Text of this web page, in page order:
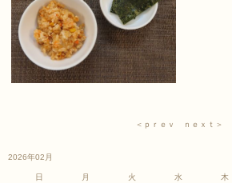
＜ｐｒｅｖ ｎｅｘｔ＞
2026年02月
日 月 火 水 木